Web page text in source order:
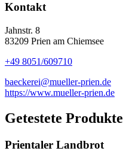
Kontakt
Jahnstr. 8
83209 Prien am Chiemsee
+49 8051/609710
baeckerei@mueller-prien.de
https://www.mueller-prien.de
Getestete Produkte
Prientaler Landbrot